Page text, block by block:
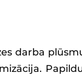
darba